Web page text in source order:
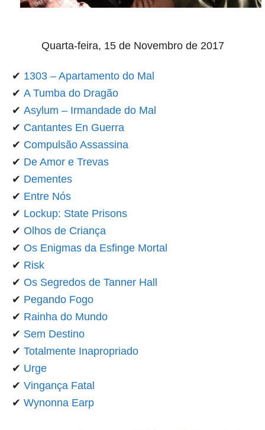
Quarta-feira, 15 de Novembro de 2017
✔ 1303 – Apartamento do Mal
✔ A Tumba do Dragão
✔ Asylum – Irmandade do Mal
✔ Cantantes En Guerra
✔ Compulsão Assassina
✔ De Amor e Trevas
✔ Dementes
✔ Entre Nós
✔ Lockup: State Prisons
✔ Olhos de Criança
✔ Os Enigmas da Esfinge Mortal
✔ Risk
✔ Os Segredos de Tanner Hall
✔ Pegando Fogo
✔ Rainha do Mundo
✔ Sem Destino
✔ Totalmente Inapropriado
✔ Urge
✔ Vingança Fatal
✔ Wynonna Earp